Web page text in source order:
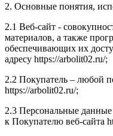
2. Основные понятия,
2.1 Веб-сайт -
материалов, а также
обеспечивающих их
адресу https://arbolit02.ru/;
2.2 Покупатель – любой
https://arbolit02.ru/;
2.3 Персональные
к Покупателю веб-сайта